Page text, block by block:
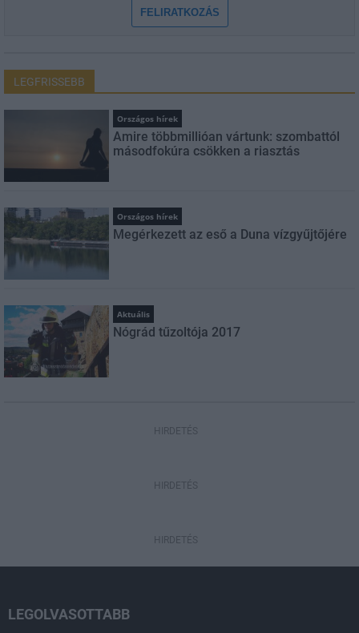
FELIRATKOZÁS
LEGFRISSEBB
Országos hírek
Amire többmillióan vártunk: szombattól
másodfokúra csökken a riasztás
Országos hírek
Megérkezett az eső a Duna vízgyűjtőjére
Aktuális
Nógrád tűzoltója 2017
HIRDETÉS
HIRDETÉS
HIRDETÉS
LEGOLVASOTTABB